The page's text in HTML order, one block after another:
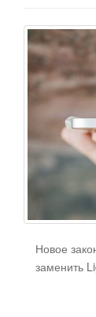
Новое
заменить